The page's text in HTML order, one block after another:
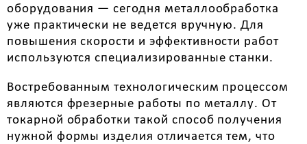
оборудования — сегодня металлообработка
уже практически не ведется вручную. Для
повышения скорости и эффективности работ
используются специализированные станки.
Востребованным технологическим процессом
являются фрезерные работы по металлу. От
токарной обработки такой способ получения
нужной формы изделия отличается тем, что